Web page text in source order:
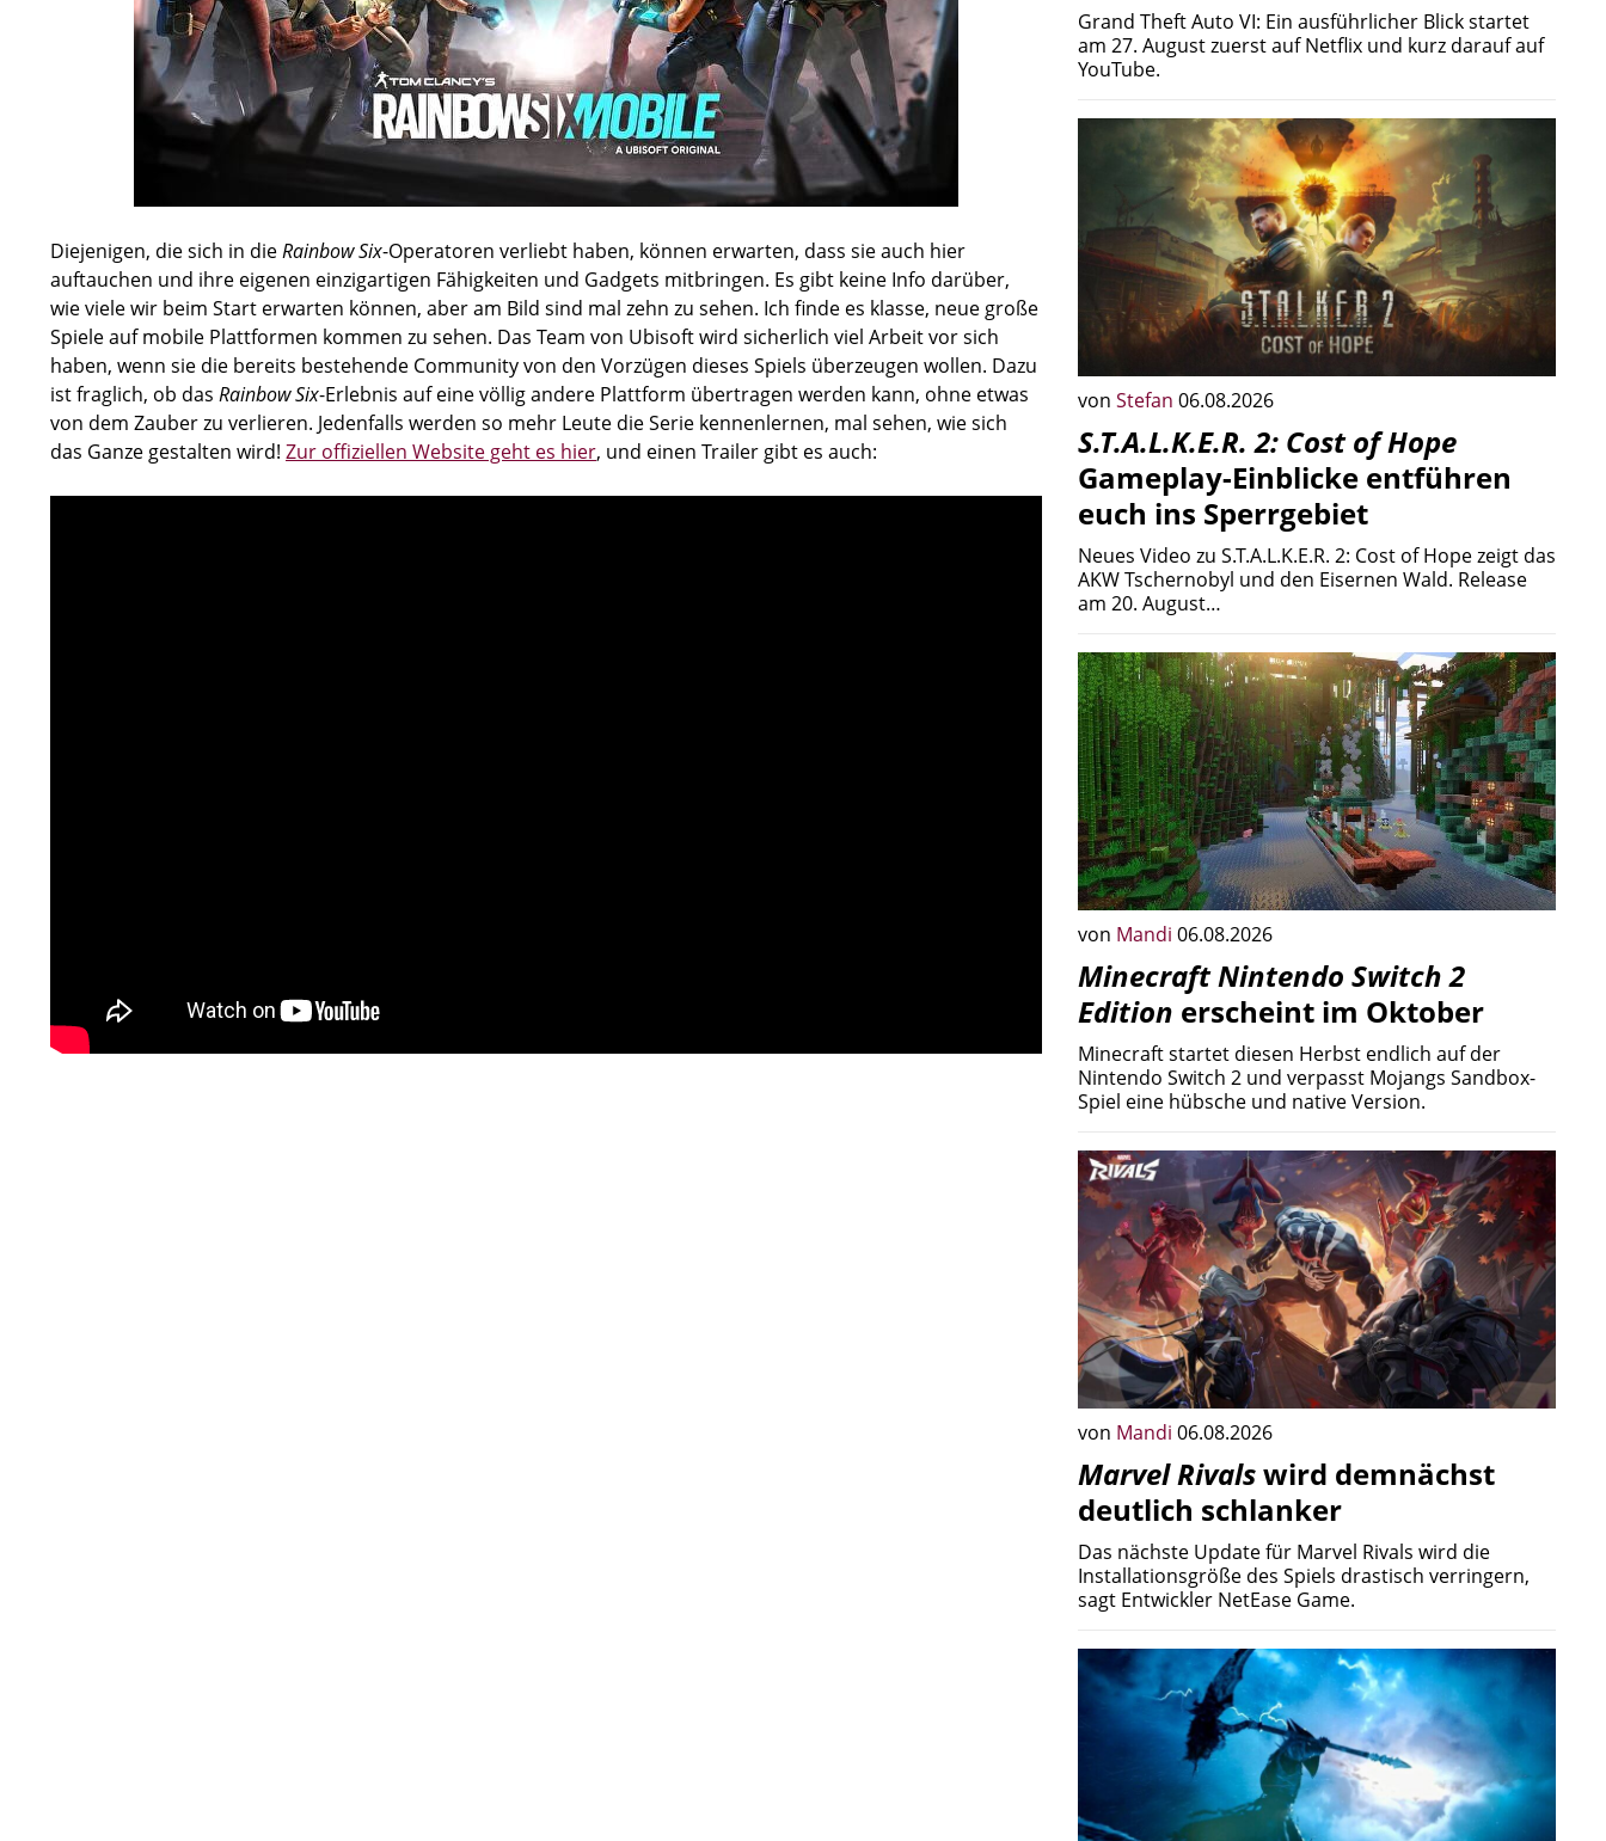
Diejenigen, die sich in dieRainbow Six-Operatoren verliebt haben, können erwarten, dass sie auch hier
auftauchen und ihre eigenen einzigartigen Fähigkeiten und Gadgets mitbringen. Es gibt keine Info darüber,
wie viele wir beim Start erwarten können, aber am Bild sind mal zehn zu sehen. Ich finde es klasse, neue große
Spiele auf mobile Plattformen kommen zu sehen. Das Team von Ubisoft wird sicherlich viel Arbeit vor sich
haben, wenn sie die bereits bestehende Community von den Vorzügen dieses Spiels überzeugen wollen. Dazu
ist fraglich, ob das Rainbow Six-Erlebnis auf eine völlig andere Plattform übertragen werden kann, ohne etwas
von dem Zauber zu verlieren. Jedenfalls werden so mehr Leute die Serie kennenlernen, mal sehen, wie sich
das Ganze gestalten wird! Zur offiziellen Website geht es hier, und einen Trailer gibt es auch:
Grand Theft Auto VI: Ein ausführlicher Blick startet
am 27. August zuerst auf Netflix und kurz darauf auf
YouTube.
von Stefan 06.08.2026
S.T.A.L.K.E.R. 2: Cost of Hope
Gameplay-Einblicke entführen
euch ins Sperrgebiet
Neues Video zu S.T.A.L.K.E.R. 2: Cost of Hope zeigt das
AKW Tschernobyl und den Eisernen Wald. Release
am 20. August…
von Mandi 06.08.2026
Minecraft Nintendo Switch 2
Edition erscheint im Oktober
Minecraft startet diesen Herbst endlich auf der
Nintendo Switch 2 und verpasst Mojangs Sandbox-
Spiel eine hübsche und native Version.
von Mandi 06.08.2026
Marvel Rivalswird demnächst
deutlich schlanker
Das nächste Update für Marvel Rivals wird die
Installationsgröße des Spiels drastisch verringern,
sagt Entwickler NetEase Game.